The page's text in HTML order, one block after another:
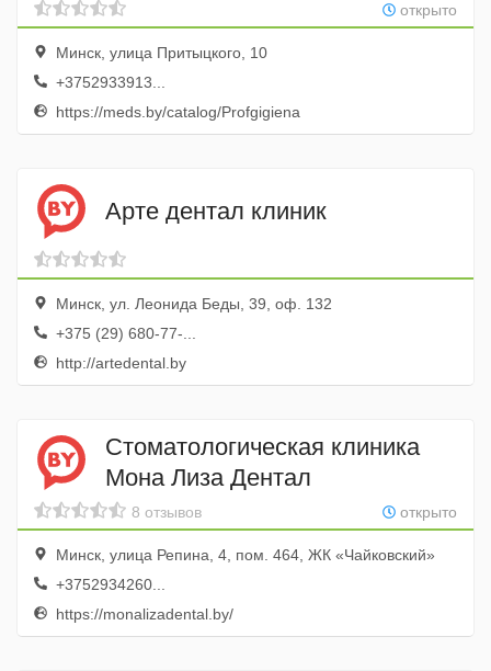
открыто
Минск, улица Притыцкого, 10
+3752933913...
https://meds.by/catalog/Profgigiena
Арте дентал клиник
Минск, ул. Леонида Беды, 39, оф. 132
+375 (29) 680-77-...
http://artedental.by
Стоматологическая клиника
Мона Лиза Дентал
открыто
8 отзывов
Минск, улица Репина, 4, пом. 464, ЖК «Чайковский»
+3752934260...
https://monalizadental.by/